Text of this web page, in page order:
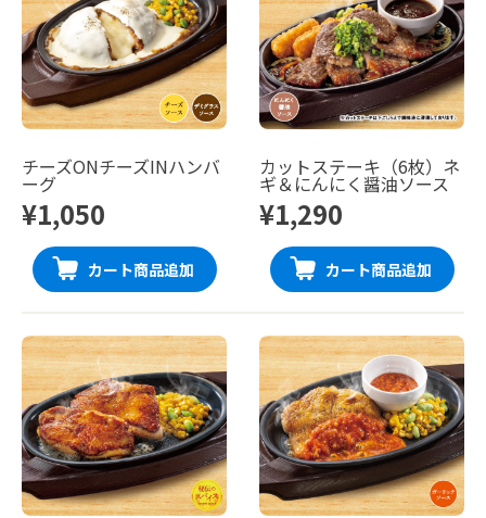
チーズONチーズINハンバ
ーグ
¥1,050
カート商品追加
カットステーキ（6枚）ネ
ギ＆にんにく醤油ソース
¥1,290
カート商品追加